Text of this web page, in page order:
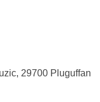
29700 Pluguffan